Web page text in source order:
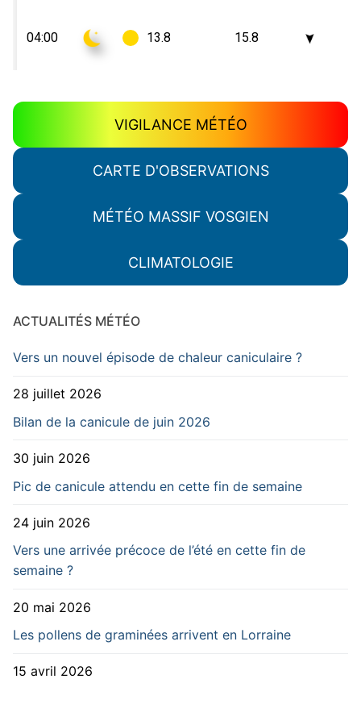
VIGILANCE MÉTÉO
CARTE D'OBSERVATIONS
MÉTÉO MASSIF VOSGIEN
CLIMATOLOGIE
ACTUALITÉS MÉTÉO
Vers un nouvel épisode de chaleur caniculaire ?
28 juillet 2026
Bilan de la canicule de juin 2026
30 juin 2026
Pic de canicule attendu en cette fin de semaine
24 juin 2026
Vers une arrivée précoce de l’été en cette fin de
semaine ?
20 mai 2026
Les pollens de graminées arrivent en Lorraine
15 avril 2026